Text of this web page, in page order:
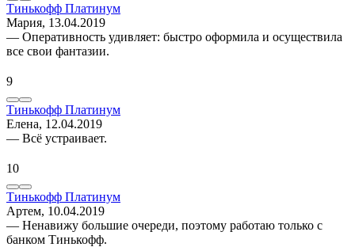
Тинькофф Платинум
Мария, 13.04.2019
— Оперативность удивляет: быстро оформила и осуществила
все свои фантазии.
9
Тинькофф Платинум
Елена, 12.04.2019
— Всё устраивает.
10
Тинькофф Платинум
Артем, 10.04.2019
— Ненавижу большие очереди, поэтому работаю только с
банком Тинькофф.